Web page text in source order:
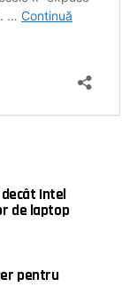
decât Intel
de laptop
pentru